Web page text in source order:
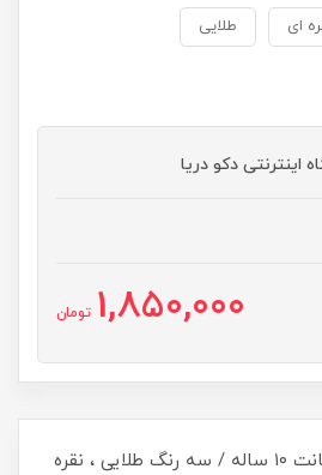
ای طلایی
اینترنتی دکو دریا
1,850,000 تومان
رنگ کاملا ثابت با ضمانت ۱۰ ساله / سه رنگ طلایی ، نقره